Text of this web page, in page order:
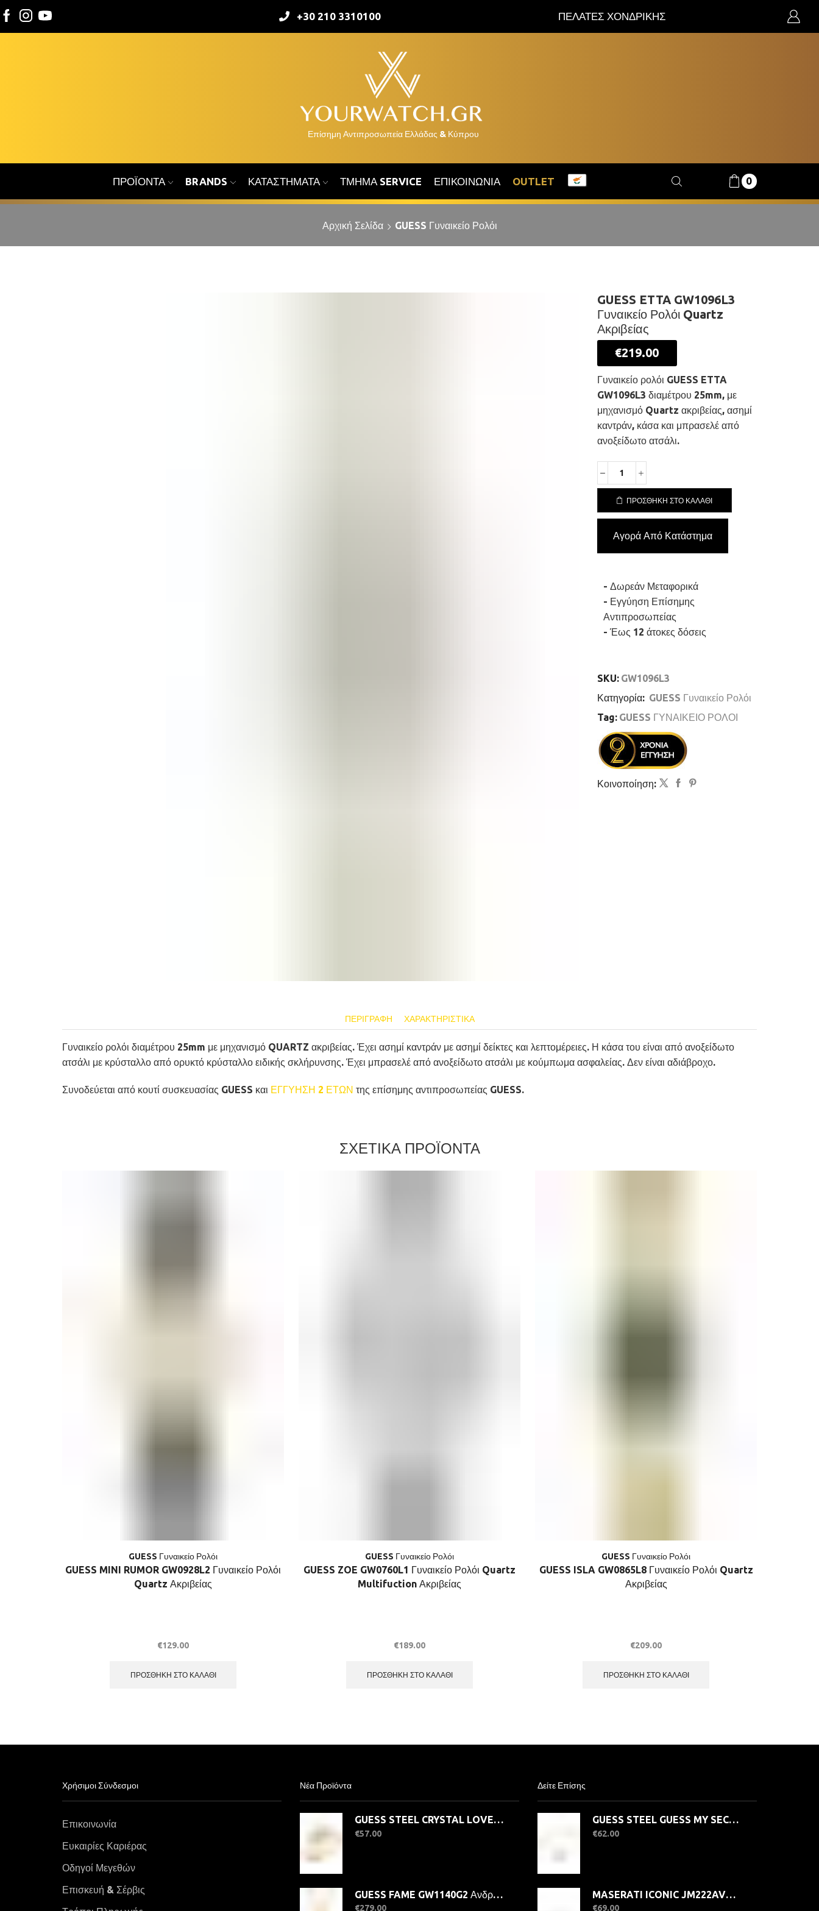
+30 210 3310100 ΠΕΛΑΤΕΣ ΧΟΝΔΡΙΚΗΣ
ΠΡΟΪΌΝΤΑ BRANDS ΚΑΤΑΣΤΉΜΑΤΑ ΤΜΉΜΑ SERVICE ΕΠΙΚΟΙΝΩΝΊΑ OUTLET 0
Αρχική Σελίδα GUESS Γυναικείο Ρολόι
GUESS ETTA GW1096L3
Γυναικείο Ρολόι Quartz
Ακριβείας
€219.00
Γυναικείο ρολόι GUESS ETTA
GW1096L3 διαμέτρου 25mm, με
μηχανισμό Quartz ακριβείας, ασημί
καντράν, κάσα και μπρασελέ από
ανοξείδωτο ατσάλι.
GUESS
ETTA
GW1096L3
Γυναικείο
Quartz
ΠΡΟΣΘΉΚΗ ΣΤΟ ΚΑΛΆΘΙ
Αγορά Από Κατάστημα
- Δωρεάν Μεταφορικά
- Εγγύηση Επίσημης
Αντιπροσωπείας
- Έως 12 άτοκες δόσεις
SKU: GW1096L3
Κατηγορία: GUESS Γυναικείο Ρολόι
Tag: GUESS ΓΥΝΑΙΚΕΙΟ ΡΟΛΟΙ
Κοινοποίηση:
ΠΕΡΙΓΡΑΦΉ ΧΑΡΑΚΤΗΡΙΣΤΙΚΆ
Γυναικείο ρολόι διαμέτρου 25mm με μηχανισμό QUARTZ ακριβείας. Έχει ασημί καντράν με ασημί δείκτες και λεπτομέρειες. Η κάσα του είναι από ανοξείδωτο
ατσάλι με κρύσταλλο από ορυκτό κρύσταλλο ειδικής σκλήρυνσης. Έχει μπρασελέ από ανοξείδωτο ατσάλι με κούμπωμα ασφαλείας. Δεν είναι αδιάβροχο.
Συνοδεύεται από κουτί συσκευασίας GUESS και ΕΓΓΥΗΣΗ 2 ΕΤΩΝ της επίσημης αντιπροσωπείας GUESS.
ΣΧΕΤΙΚΑ ΠΡΟΪΟΝΤΑ
GUESS Γυναικείο Ρολόι
GUESS MINI RUMOR GW0928L2 Γυναικείο Ρολόι
Quartz Ακριβείας
€129.00
ΠΡΟΣΘΉΚΗ ΣΤΟ ΚΑΛΆΘΙ
GUESS Γυναικείο Ρολόι
GUESS ZOE GW0760L1 Γυναικείο Ρολόι Quartz
Multifuction Ακριβείας
€189.00
ΠΡΟΣΘΉΚΗ ΣΤΟ ΚΑΛΆΘΙ
GUESS Γυναικείο Ρολόι
GUESS ISLA GW0865L8 Γυναικείο Ρολόι Quartz
Ακριβείας
€209.00
ΠΡΟΣΘΉΚΗ ΣΤΟ ΚΑΛΆΘΙ
Χρήσιμοι Σύνδεσμοι
Επικοινωνία
Ευκαιρίες Καριέρας
Οδηγοί Μεγεθών
Επισκευή & Σέρβις
Νέα Προϊόντα
GUESS STEEL CRYSTAL LOVE JUBR06363JWYG-No.56 Δαχτυλίδι Χρυσό Με Καρδιά
€57.00
GUESS FAME GW1140G2 Ανδρικό Ρολόι Quatrz Ακριβείας
€279.00
Δείτε Επίσης
GUESS STEEL GUESS MY SECRET JUBB05413JWYGGNL Βραχιόλι Χρυσό Με Πράσινο Λουκέτο
€62.00
MASERATI ICONIC JM222AVD06 Ανδρικό Βραχιόλι Με Λογότυπο
€69.00